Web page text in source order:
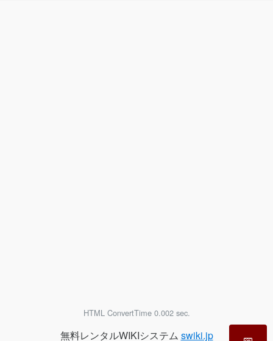
HTML ConvertTime 0.002 sec.
無料レンタルWIKIシステム swiki.jp